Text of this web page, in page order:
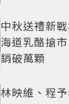
中秋送禮新
海道乳酪搶
銷破萬顆
林映維、程